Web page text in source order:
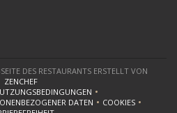
DES RESTAURANTS ERSTELLT VON
ZENCHEF((ÖFFNET EIN NEUES FENSTER))
NEUES FENSTER))((ÖFFNET EIN NEUES FENSTER))
DATEN
EIN NEUES FENSTER))COOKIES((ÖFFNET EIN